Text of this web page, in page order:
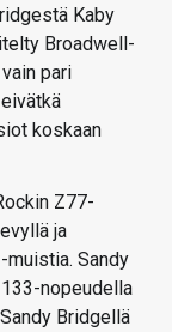
Kaby
Broadwell-
pari
koskaan
Z77-
ja
muistia. Sandy
nopeudella
Bridgellä